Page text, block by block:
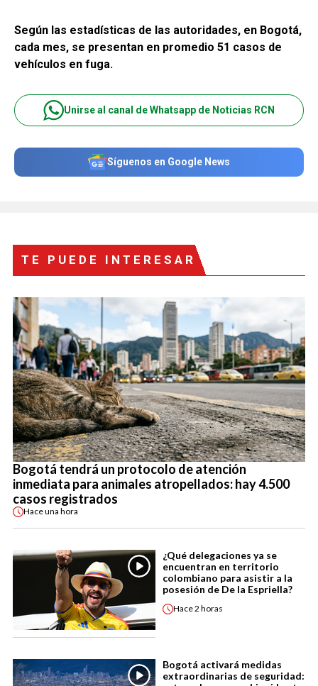
Según las estadísticas de las autoridades, en Bogotá,
cada mes, se presentan en promedio 51 casos de
vehículos en fuga.
Unirse al canal de Whatsapp de Noticias RCN
Síguenos en Google News
TE PUEDE INTERESAR
Bogotá tendrá un protocolo de atención
inmediata para animales atropellados: hay 4.500
casos registrados
Haceuna hora
¿Qué delegaciones ya se
encuentran en territorio
colombiano para asistir a la
posesión de De la Espriella?
Hace2 horas
Bogotá activará medidas
extraordinarias de seguridad: